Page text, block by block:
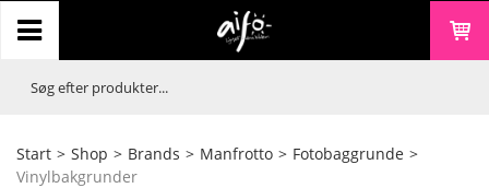
Start > Shop > Brands > Manfrotto > Fotobaggrunde >
Vinylbakgrunder